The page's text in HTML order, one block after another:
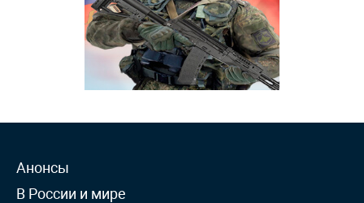
Анонсы
В России и мире